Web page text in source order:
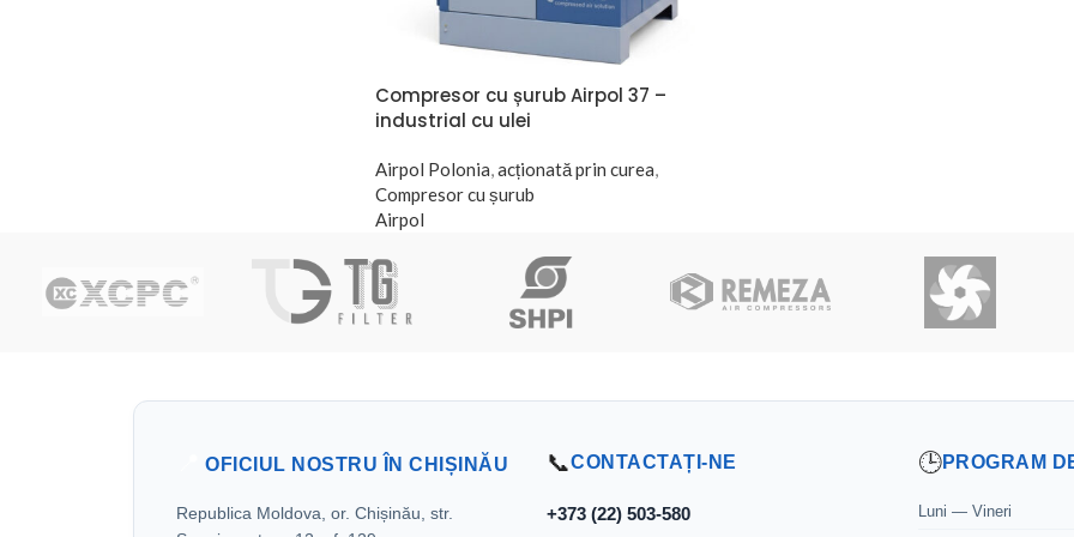
Compresor cu șurub Airpol 37 –
industrial cu ulei
Airpol Polonia acționată prin curea
Compresor cu șurub
Airpol
OFICIUL NOSTRU ÎN CHIȘINĂU
Republica Moldova, or. Chișinău, str.
📞CONTACTAȚI-NE
+373 (22) 503-580
🕒PROGRAM
Luni — Vineri